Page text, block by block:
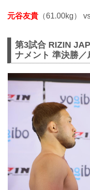
元谷友貴 （61.00kg）
第3試合 RIZIN
ナメント 準決勝